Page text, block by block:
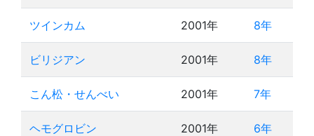
ツインカム 2001年 8年
ビリジアン 2001年 8年
こん松・せんべい 2001年 7年
ヘモグロビン 2001年 6年